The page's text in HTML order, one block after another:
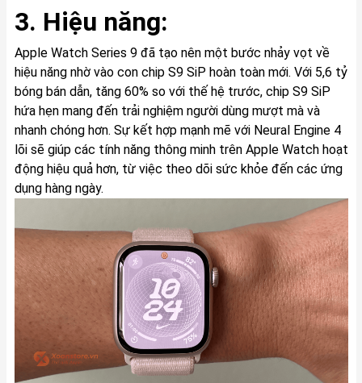
3. Hiệu năng:
Apple Watch Series 9 đã tạo nên một bước nhảy vọt về
hiệu năng nhờ vào con chip S9 SiP hoàn toàn mới. Với 5,6 tỷ
bóng bán dẫn, tăng 60% so với thế hệ trước, chip S9 SiP
hứa hẹn mang đến trải nghiệm người dùng mượt mà và
nhanh chóng hơn. Sự kết hợp mạnh mẽ với Neural Engine 4
lõi sẽ giúp các tính năng thông minh trên Apple Watch hoạt
động hiệu quả hơn, từ việc theo dõi sức khỏe đến các ứng
dụng hàng ngày.